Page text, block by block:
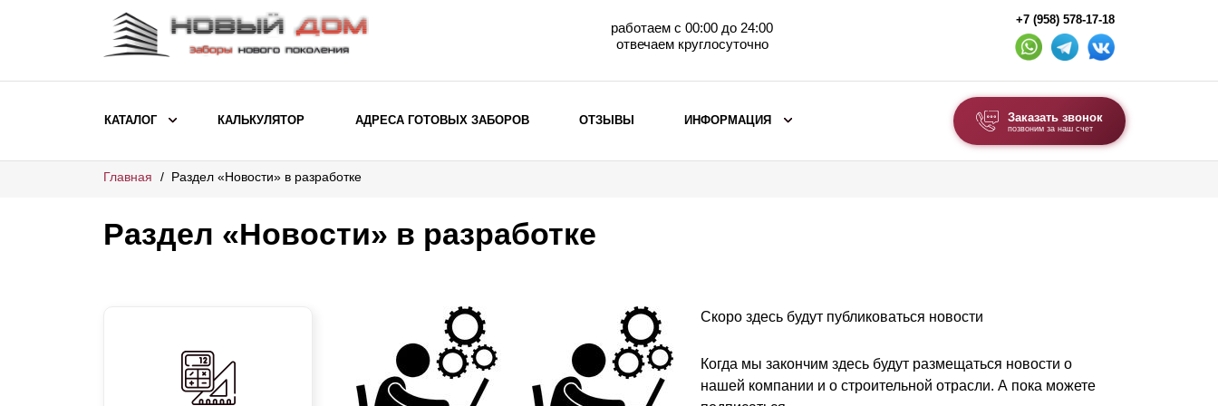
работаем с 00:00 до 24:00
отвечаем круглосуточно
+7 (958) 578-17-18
КАТАЛОГ
ВЫБОР ПО МОДЕЛИ
Заборы Хай-тек
Заборы и ограждения для детских
Заборы с кирпичными столбами
Заборы из евроштакетника
Забор жалюзи с кирпичными столбами
Металлические заборы
Металлические ограждения
ВОРОТА И КАЛИТКИ
Ворота откатные
Ворота распашные
КАЛЬКУЛЯТОР АДРЕСА ГОТОВЫХ ЗАБОРОВ ОТЗЫВЫ ИНФОРМАЦИЯ Заказать звонок
позвоним за наш счет
Главная Раздел «Новости» в разработке
Раздел «Новости» в разработке
Скоро здесь будут публиковаться новости
Когда мы закончим здесь будут размещаться новости о
нашей компании и о строительной отрасли. А пока можете